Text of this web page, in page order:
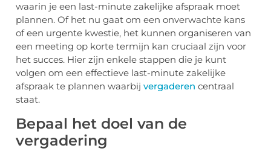
waarin je een last-minute zakelijke afspraak moet
plannen. Of het nu gaat om een onverwachte kans
of een urgente kwestie, het kunnen organiseren van
een meeting op korte termijn kan cruciaal zijn voor
het succes. Hier zijn enkele stappen die je kunt
volgen om een effectieve last-minute zakelijke
afspraak te plannen waarbij vergaderen centraal
staat.
Bepaal het doel van de
vergadering